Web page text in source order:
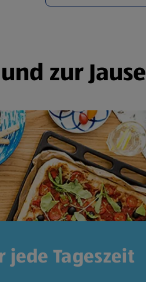
zur Jause
jede Tageszeit